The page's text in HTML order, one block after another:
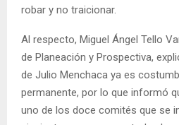
robar y no traicionar.
Al respecto, Miguel Ángel Tello
de Planeación y Prospectiva,
de Julio Menchaca ya es
permanente, por lo que informó
uno de los doce comités que se